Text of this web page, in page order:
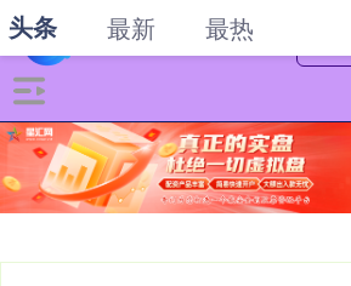
头条 最新 最热